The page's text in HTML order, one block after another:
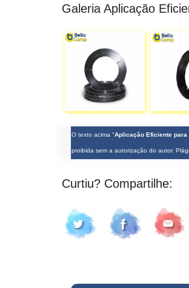
Galeria Aplicação
O texto acima "Aplicação Eficiente para
proibida sem a autorização do autor.
Curtiu? Compartilhe: